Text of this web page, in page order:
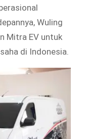
Wuling
Mitra EV untuk
di Indonesia.